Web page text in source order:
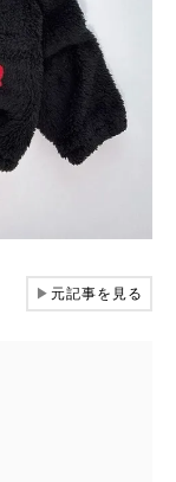
▶元記事を見る